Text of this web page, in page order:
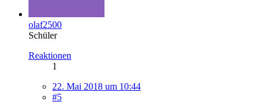
olaf2500
Schüler
Reaktionen
1
22. Mai 2018 um 10:44
#5